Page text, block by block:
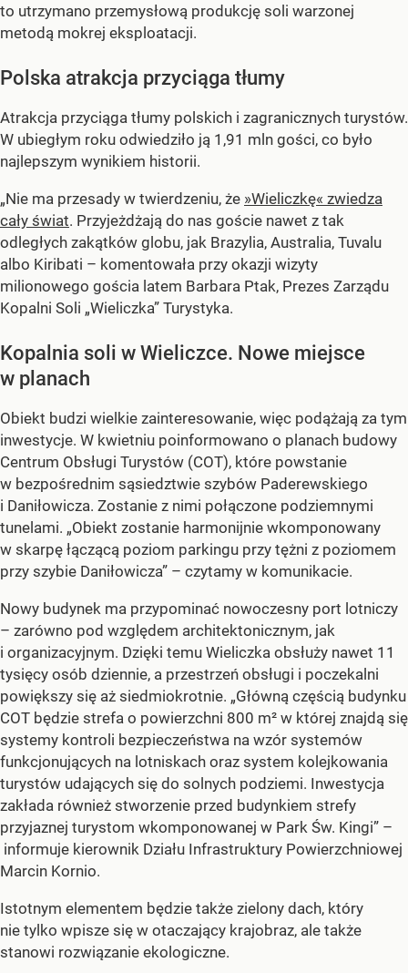
to utrzymano przemysłową produkcję soli warzonej
metodą mokrej eksploatacji.
Polska atrakcja przyciąga tłumy
Atrakcja przyciąga tłumy polskich i zagranicznych turystów.
W ubiegłym roku odwiedziło ją 1,91 mln gości, co było
najlepszym wynikiem historii.
„Nie ma przesady w twierdzeniu, że »Wieliczkę« zwiedza
cały świat. Przyjeżdżają do nas goście nawet z tak
odległych zakątków globu, jak Brazylia, Australia, Tuvalu
albo Kiribati – komentowała przy okazji wizyty
milionowego gościa latem Barbara Ptak, Prezes Zarządu
Kopalni Soli „Wieliczka” Turystyka.
Kopalnia soli w Wieliczce. Nowe miejsce
w planach
Obiekt budzi wielkie zainteresowanie, więc podążają za tym
inwestycje. W kwietniu poinformowano o planach budowy
Centrum Obsługi Turystów (COT), które powstanie
w bezpośrednim sąsiedztwie szybów Paderewskiego
i Daniłowicza. Zostanie z nimi połączone podziemnymi
tunelami. „Obiekt zostanie harmonijnie wkomponowany
w skarpę łączącą poziom parkingu przy tężni z poziomem
przy szybie Daniłowicza” – czytamy w komunikacie.
Nowy budynek ma przypominać nowoczesny port lotniczy
– zarówno pod względem architektonicznym, jak
i organizacyjnym. Dzięki temu Wieliczka obsłuży nawet 11
tysięcy osób dziennie, a przestrzeń obsługi i poczekalni
powiększy się aż siedmiokrotnie. „Główną częścią budynku
COT będzie strefa o powierzchni 800 m² w której znajdą się
systemy kontroli bezpieczeństwa na wzór systemów
funkcjonujących na lotniskach oraz system kolejkowania
turystów udających się do solnych podziemi. Inwestycja
zakłada również stworzenie przed budynkiem strefy
przyjaznej turystom wkomponowanej w Park Św. Kingi” –
informuje kierownik Działu Infrastruktury Powierzchniowej
Marcin Kornio.
Istotnym elementem będzie także zielony dach, który
nie tylko wpisze się w otaczający krajobraz, ale także
stanowi rozwiązanie ekologiczne.